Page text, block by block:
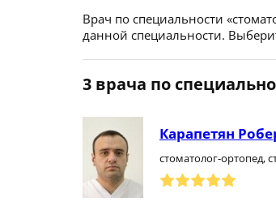
Врач по специальности
данной специальности.
3 врача по
Карапетян
стоматолог-ортопед,